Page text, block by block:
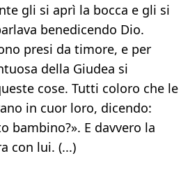
gli si aprì la bocca e gli si
benedicendo Dio.
presi da timore, e per
della Giudea si
cose. Tutti coloro che le
in cuor loro, dicendo:
bambino?». E davvero la
con lui. (...)